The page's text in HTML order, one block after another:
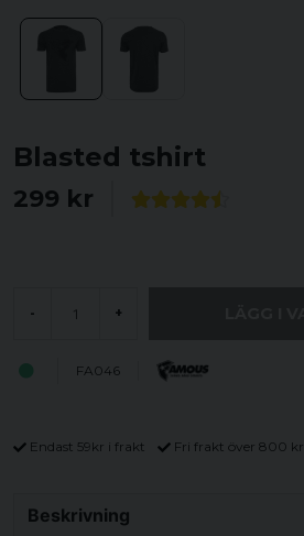
Blasted tshirt
299 kr
- +
FA046
Endast 59kr i frakt Fri frakt över 800 kr
Beskrivning